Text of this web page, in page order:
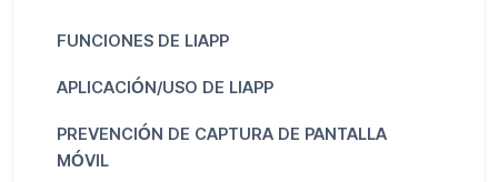
FUNCIONES DE LIAPP
APLICACIÓN/USO DE LIAPP
PREVENCIÓN DE CAPTURA DE PANTALLA
MÓVIL